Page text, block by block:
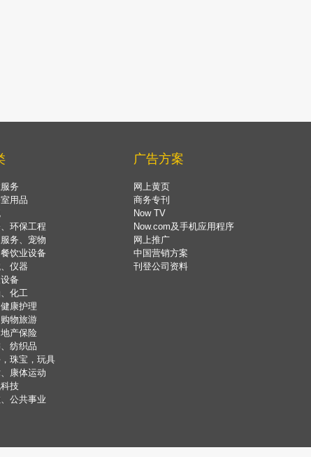
务
用品
环保工程
务、宠物
饮业设备
仪器
备
化工
康护理
物旅游
产保险
纺织品
珠宝，玩具
康体运动
技
公共事业
广告方案
网上黄页
商务专刊
Now TV
Now.com及手机应用程序
网上推广
中国营销方案
刊登公司资料